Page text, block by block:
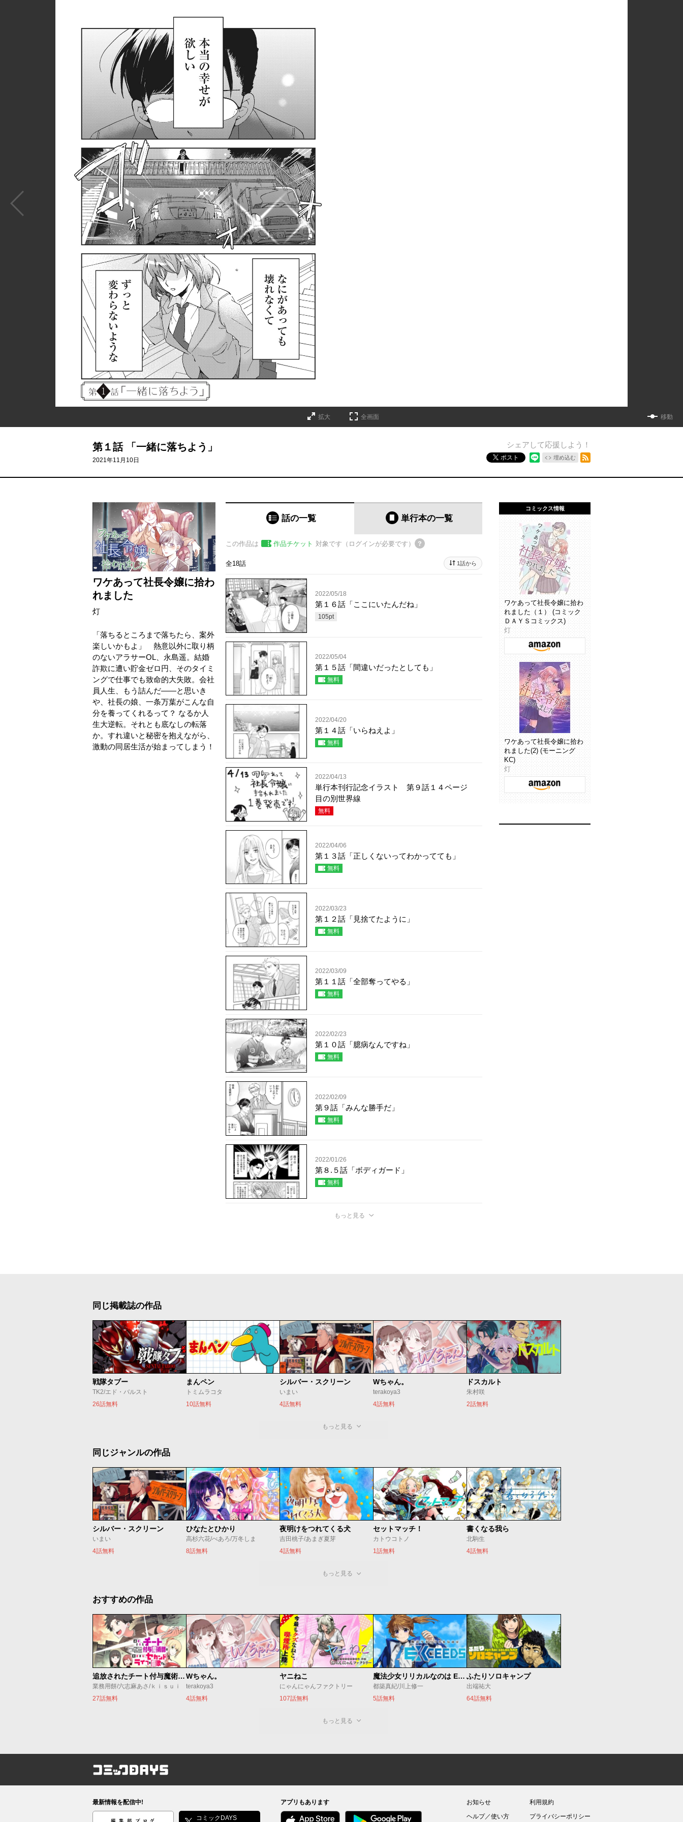
拡大 全画面 移動
第１話 「一緒に落ちよう」
2021年11月10日
シェアして応援しよう！
ポスト 埋め込む
ワケあって社長令嬢に拾わ
れました
灯
「落ちるところまで落ちたら、案外
楽しいかもよ」 熱意以外に取り柄
のないアラサーOL、永島遥。結婚
詐欺に遭い貯金ゼロ円、そのタイミ
ングで仕事でも致命的大失敗。会社
員人生、もう詰んだ――と思いき
や、社長の娘、一条万葉がこんな自
分を養ってくれるって？ なるか人
生大逆転。それとも底なしの転落
か。すれ違いと秘密を抱えながら、
激動の同居生活が始まってしまう！
話の一覧 単行本の一覧
この作品は 作品チケット 対象です（ログインが必要です）
全18話 1話から
2022/05/18
第１６話「ここにいたんだね」
105pt
2022/05/04
第１５話「間違いだったとしても」
無料
2022/04/20
第１４話「いらねえよ」
無料
2022/04/13
単行本刊行記念イラスト 第９話１４ページ
目の別世界線
無料
2022/04/06
第１３話「正しくないってわかってても」
無料
2022/03/23
第１２話「見捨てたように」
無料
2022/03/09
第１１話「全部奪ってやる」
無料
2022/02/23
第１０話「臆病なんですね」
無料
2022/02/09
第９話「みんな勝手だ」
無料
2022/01/26
第８.５話「ボディガード」
無料
もっと見る
コミックス情報
ワケあって社長令嬢に拾わ
れました（１） (コミック
ＤＡＹＳコミックス)
灯
ワケあって社長令嬢に拾わ
れました(2) (モーニング
KC)
灯
同じ掲載誌の作品
戦隊タブー
TK2/エド・バルスト
26話無料
まんペン
トミムラコタ
10話無料
シルバー・スクリーン
いまい
4話無料
Wちゃん。
terakoya3
4話無料
ドスカルト
朱村咲
2話無料
もっと見る
同じジャンルの作品
シルバー・スクリーン
いまい
4話無料
ひなたとひかり
高杉六花/べあろ/万冬しま
8話無料
夜明けをつれてくる犬
吉田桃子/あまぎ夏芽
4話無料
セットマッチ！
カトウコトノ
1話無料
書くなる我ら
北駒生
4話無料
もっと見る
おすすめの作品
追放されたチート付与魔術師は気ままなセカンドライフを謳歌する。 ～俺は武器だけじゃなく、あらゆるものに『強化ポイント』を付与できるし、俺の意思でいつでも効果を解除できるけど、残った人たち大丈夫？～
業務用餅/六志麻あさ/ｋｉｓｕｉ
27話無料
Wちゃん。
terakoya3
4話無料
ヤニねこ
にゃんにゃんファクトリー
107話無料
魔法少女リリカルなのは EXCEEDS
都築真紀/川上修一
5話無料
ふたりソロキャンプ
出端祐大
64話無料
もっと見る
コミックDAYS
最新情報を配信中!
編集部ブログ コミックDAYS
アプリもあります
お知らせ
ヘルプ／使い方
利用規約
プライバシーポリシー